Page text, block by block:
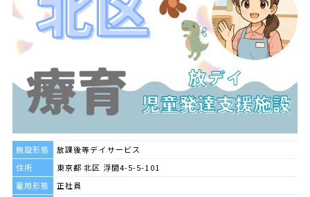
施設形態
放課後等デイサービス
住所
東京都 北区 浮間4-5-5-101
雇用形態
正社員